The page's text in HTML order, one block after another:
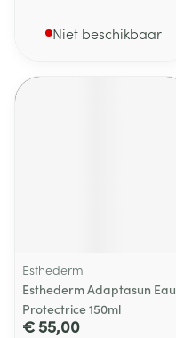
Niet beschikbaar
Esthederm
Esthederm Adaptasun Eau
Protectrice 150ml
€ 55,00